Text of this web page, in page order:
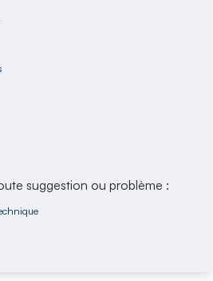
suggestion ou problème :